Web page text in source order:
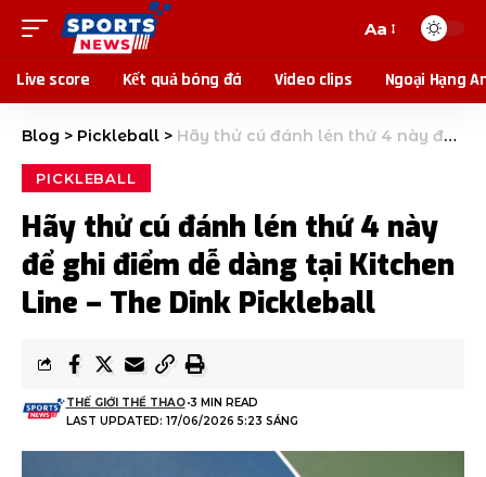
Aa
Live score Kết quả bóng đá Video clips Ngoại Hạng
Blog > Pickleball > Hãy thử cú đánh lén thứ 4 này để ghi điểm dễ dàng tại Kitchen Line – The Dink Pickleball
PICKLEBALL
Hãy thử cú đánh lén thứ 4 này
để ghi điểm dễ dàng tại Kitchen
Line – The Dink Pickleball
LAST UPDATED: 17/06/2026 5:23 SÁNG
THẾ GIỚI THỂ THAO 3 MIN READ